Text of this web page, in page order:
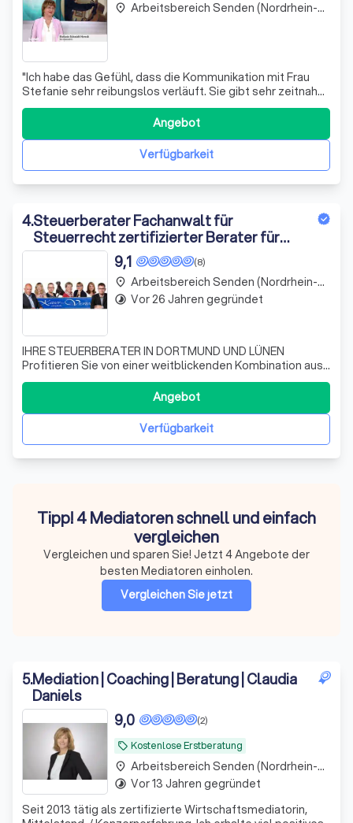
"Ich habe das Gefühl, dass die Kommunikation mit Frau
Stefanie sehr reibungslos verläuft. Sie gibt sehr zeitnah
und schnell Feedback. Obwohl wir uns noch nicht
kennengelernt haben, habe ich intuitiv das Gefühl, dass ich
ihr vertrauen kann und sie ihr Bestes tun wird, um mir zu
helfen.
Verfügbarkeit
Angebot
place Arbeitsbereich Senden (Nordrhein-Westfalen)
4.Steuerberater Fachanwalt für
Steuerrecht zertifizierter Berater für
Steuerstrafrecht(DAA) zertifizierter
Testamentsvollstrecker (AGT)
Schollbrock
(8)
9,1
IHRE STEUERBERATER IN DORTMUND UND LÜNEN
Profitieren Sie von einer weitblickenden Kombination aus
Steuerberatung und Steuerrecht, bei der mögliche
zukünftige Probleme schon im Vorfeld erkannt,
vermieden und gerechtfertigte steuerliche Einsparungen
erzielt werden. Die Steuerkanzlei Blomenkamp-Koch
Verfügbarkeit
Angebot
place Arbeitsbereich Senden (Nordrhein-Westfalen)
timelapse Vor 26 Jahren gegründet
Tipp! 4 Mediatoren schnell und einfach
vergleichen
Vergleichen und sparen Sie! Jetzt 4 Angebote der
besten Mediatoren einholen.
Vergleichen Sie jetzt
5.Mediation | Coaching | Beratung | Claudia
Daniels
local_offer Kostenlose Erstberatung
(2)
9,0
Seit 2013 tätig als zertifizierte Wirtschaftsmediatorin,
place Arbeitsbereich Senden (Nordrhein-Westfalen)
timelapse Vor 13 Jahren gegründet